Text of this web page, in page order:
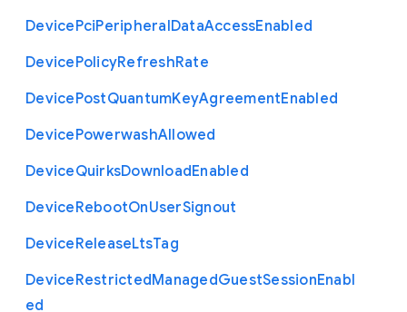
DevicePciPeripheralDataAccessEnabled
DevicePolicyRefreshRate
DevicePostQuantumKeyAgreementEnabled
DevicePowerwashAllowed
DeviceQuirksDownloadEnabled
DeviceRebootOnUserSignout
DeviceReleaseLtsTag
DeviceRestrictedManagedGuestSessionEnabl
ed